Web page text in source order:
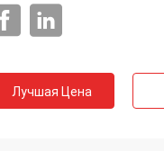
Лучшая Цена